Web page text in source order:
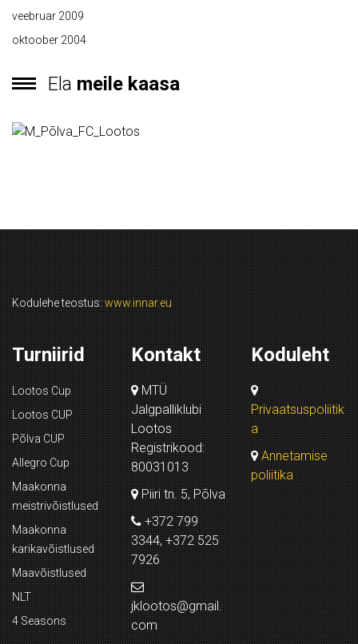
veebruar 2009
oktoober 2004
Ela meile kaasa
Kodulehe teostus: www.innar.eu
Turniirid
Lootos Cup
Lootos CUP
Põlva CUP
Allegro Cup
Maakonna
meistrivõistlused
Maakonna
karikavõistlused
Maavõistlused
NLT
4 Seasons
Kontakt
MTÜ
Jalgpalliklubi
Lootos
Registrikood:
80031013
Piiri tn. 5, Põlva
+372 799
3344, +372 525
7926
jklootos@gmail.
com
Koduleht
Privaatsuspoliitik
a
Annetamise
poliitika